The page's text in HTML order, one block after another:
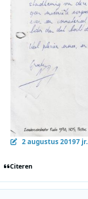
2 augustus 20197 jr.
Citeren